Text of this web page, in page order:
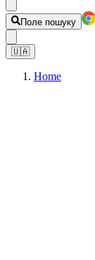
Поле пошуку
🇺🇦
Home